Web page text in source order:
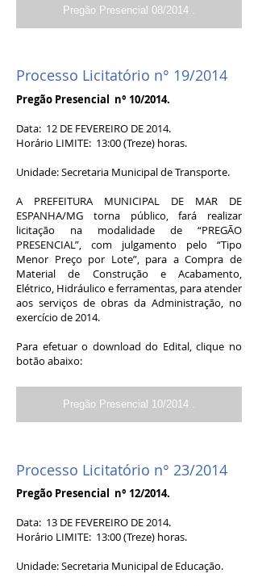
Pregão Presencial 08/2014 .
Processo Licitatório n° 19/2014
Pregão Presencial n° 10/2014.
Data: 12 DE FEVEREIRO DE 2014.
Horário LIMITE: 13:00 (Treze) horas.
Unidade: Secretaria Municipal de Transporte.
A PREFEITURA MUNICIPAL DE MAR DE
ESPANHA/MG torna público, fará realizar
licitação na modalidade de “PREGÃO
PRESENCIAL”, com julgamento pelo “Tipo
Menor Preço por Lote”, para a Compra de
Material de Construção e Acabamento,
Elétrico, Hidráulico e ferramentas, para atender
aos serviços de obras da Administração, no
exercício de 2014.
Para efetuar o download do Edital, clique no
botão abaixo:
Pregão Presencial 10/2014 .
Processo Licitatório n° 23/2014
Pregão Presencial n° 12/2014.
Data: 13 DE FEVEREIRO DE 2014.
Horário LIMITE: 13:00 (Treze) horas.
Unidade: Secretaria Municipal de Educação.